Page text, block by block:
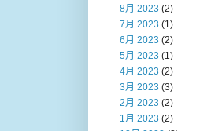
8月 2023 (2)
7月 2023 (1)
6月 2023 (2)
5月 2023 (1)
4月 2023 (2)
3月 2023 (3)
2月 2023 (2)
1月 2023 (2)